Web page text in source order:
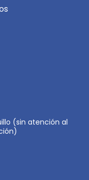
(sin atención al